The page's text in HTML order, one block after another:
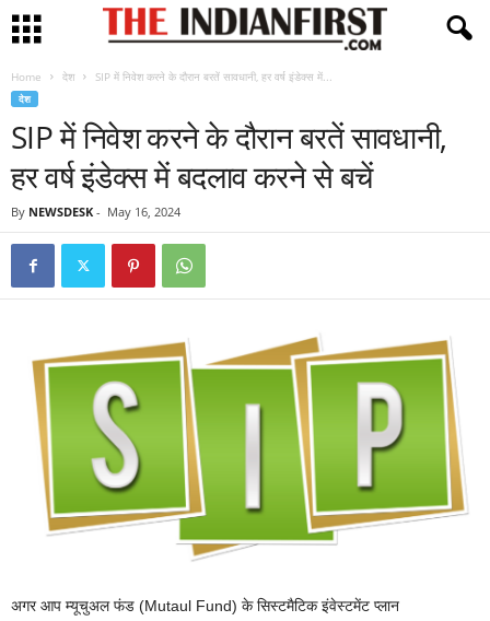
Home देश SIP में निवेश करने के दौरान बरतें सावधानी, हर वर्ष इंडेक्स में...
देश
SIP में निवेश करने के दौरान बरतें सावधानी,
हर वर्ष इंडेक्स में बदलाव करने से बचें
By NEWSDESK - May 16, 2024
अगर आप म्यूचुअल फंड (Mutaul Fund) के सिस्टमैटिक इंवेस्टमेंट प्लान